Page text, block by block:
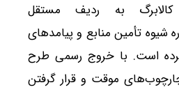
کالابرگ به ردیف مستقل
شیوه تأمین منابع و پیامدهای
است. با خروج رسمی طرح
چارچوب‌های موقت و قرار گرفتن